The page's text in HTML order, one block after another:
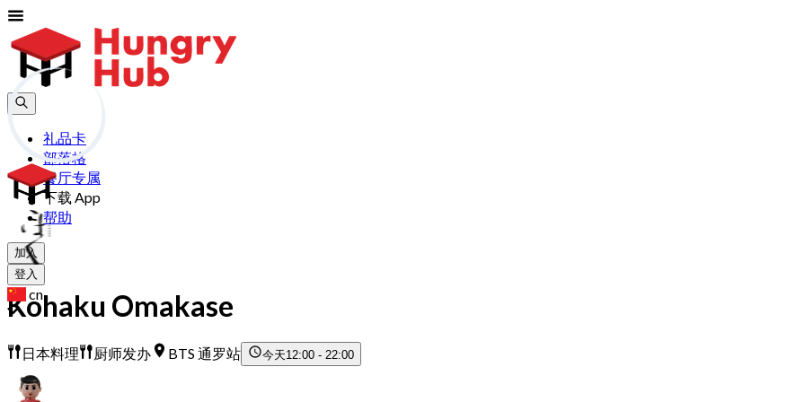
礼品卡
部落格
餐厅专属
下载 App
帮助
加入
登入
cn
Kohaku Omakase
日本料理 厨师发办 BTS 通罗站 今天12:00 - 22:00